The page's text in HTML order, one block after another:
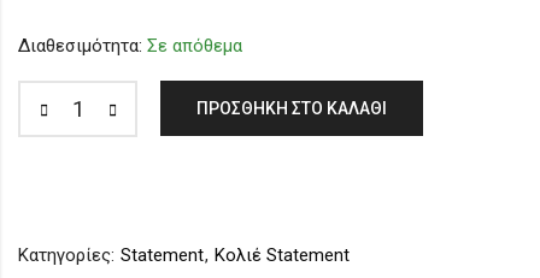
Διαθεσιμότητα: Σε απόθεμα
ΠΡΟΣΘΉΚΗ ΣΤΟ ΚΑΛΆΘΙ
Κατηγορίες: Statement, Κολιέ Statement